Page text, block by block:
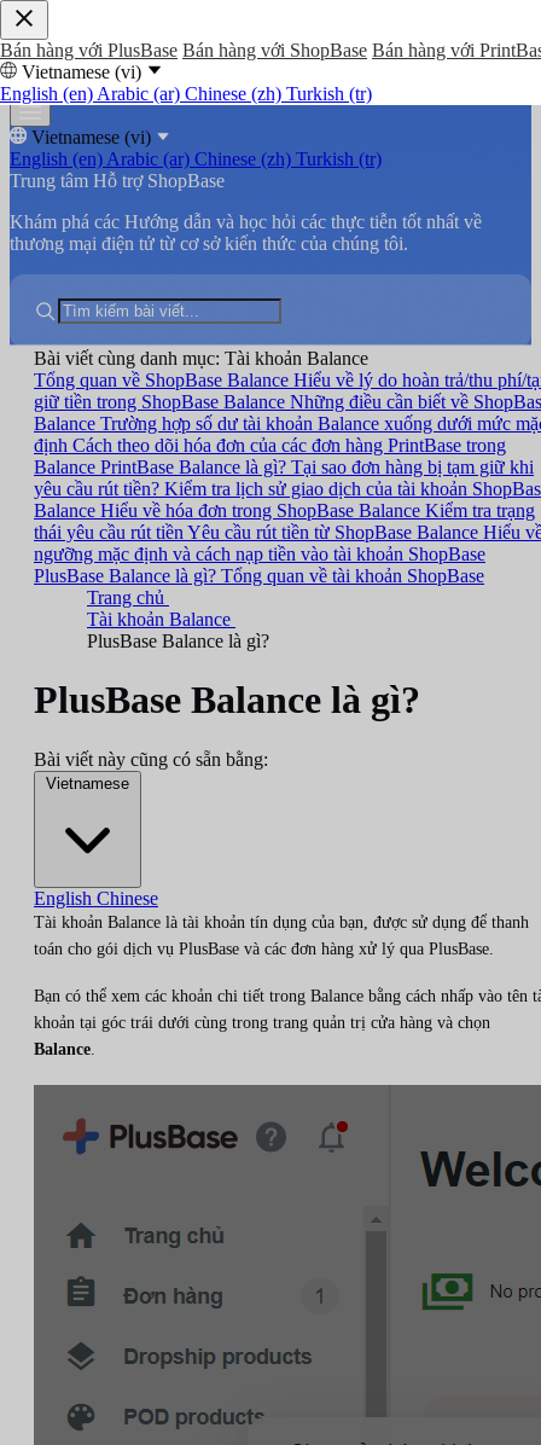
Bán hàng với PlusBase Bán hàng với ShopBase Bán hàng với
Vietnamese (vi)
English (en) Arabic (ar) Chinese (zh) Turkish (tr)
Vietnamese (vi)
English (en) Arabic (ar) Chinese (zh) Turkish (tr)
Trung tâm Hỗ trợ ShopBase
Khám phá các Hướng dẫn và học hỏi các thực tiễn tốt nhất về
thương mại điện tử từ cơ sở kiến thức của chúng tôi.
Bài viết cùng danh mục: Tài khoản Balance
Tổng quan về ShopBase Balance Hiểu về lý do hoàn trả/thu phí/
giữ tiền trong ShopBase Balance Những điều cần biết về
Balance Trường hợp số dư tài khoản Balance xuống dưới mức
định Cách theo dõi hóa đơn của các đơn hàng PrintBase trong
Balance PrintBase Balance là gì? Tại sao đơn hàng bị tạm giữ khi
yêu cầu rút tiền? Kiểm tra lịch sử giao dịch của tài khoản
Balance Hiểu về hóa đơn trong ShopBase Balance Kiểm tra trạng
thái yêu cầu rút tiền Yêu cầu rút tiền từ ShopBase Balance Hiểu
ngưỡng mặc định và cách nạp tiền vào tài khoản ShopBase
PlusBase Balance là gì? Tổng quan về tài khoản ShopBase
Trang chủ
Tài khoản Balance
PlusBase Balance là gì?
PlusBase Balance là gì?
Bài viết này cũng có sẵn bằng:
Vietnamese
English Chinese
Tài khoản Balance là tài khoản tín dụng của bạn, được sử dụng để thanh
toán cho gói dịch vụ PlusBase và các đơn hàng xử lý qua PlusBase.
Bạn có thể xem các khoản chi tiết trong Balance bằng cách nhấp vào tên
khoản tại góc trái dưới cùng trong trang quản trị cửa hàng và chọn
Balance.